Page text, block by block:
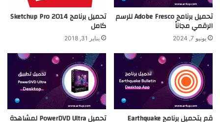
تحميل برنامج Adobe Fresco للرسم
الرقمي مجاناً
يونيو 7, 2024
تحميل برنامج Sketchup Pro 2014
كامل
يناير 31, 2018
قم بتحميل برنامج Earthquake تحميل PowerDVD Ultra لمشاهدة